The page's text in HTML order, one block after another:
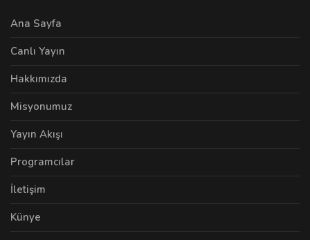
Ana Sayfa
Canlı Yayın
Hakkımızda
Misyonumuz
Yayın Akışı
Programcılar
İletişim
Künye